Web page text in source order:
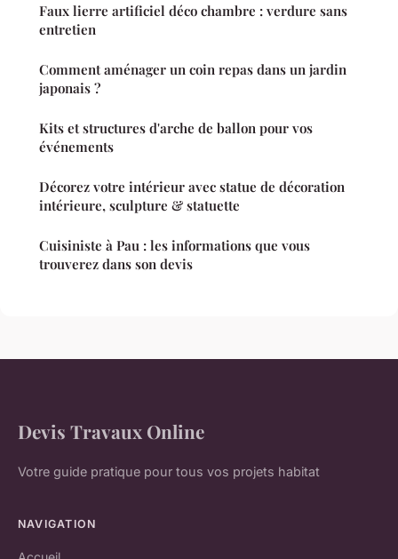
Faux lierre artificiel déco chambre : verdure sans
entretien
Comment aménager un coin repas dans un jardin
japonais ?
Kits et structures d'arche de ballon pour vos
événements
Décorez votre intérieur avec statue de décoration
intérieure, sculpture & statuette
Cuisiniste à Pau : les informations que vous
trouverez dans son devis
Devis Travaux Online
Votre guide pratique pour tous vos projets habitat
NAVIGATION